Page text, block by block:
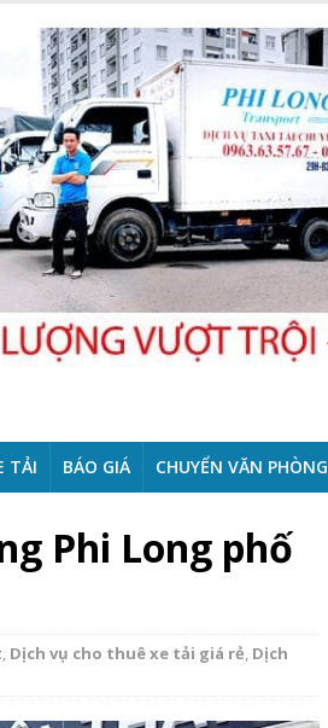
TẢI BÁO GIÁ CHUYỂN VĂN PHÒNG
Phi Long phố
, Dịch vụ cho thuê xe tải giá rẻ, Dịch